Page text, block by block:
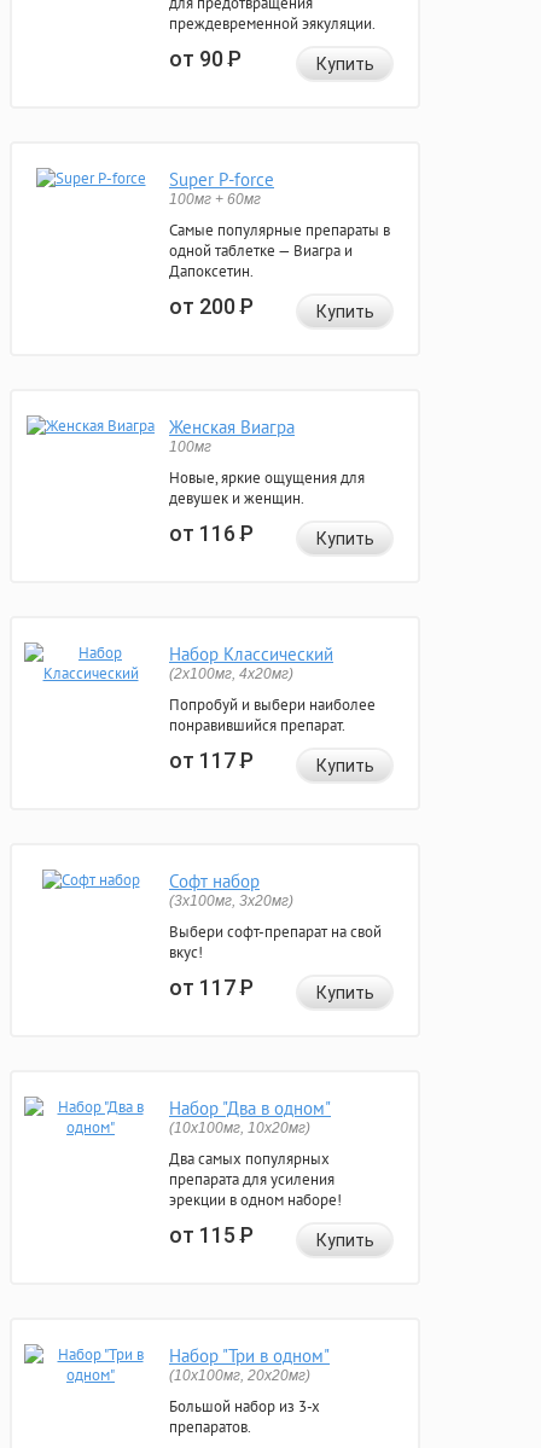
преждевременной эякуляции.
от 90Р Купить
Super P-force
100мг + 60мг
Самые популярные препараты в
одной таблетке — Виагра и
Дапоксетин.
от 200Р Купить
Женская Виагра
100мг
Новые, яркие ощущения для
девушек и женщин.
от 116Р Купить
Набор Классический
(2x100мг, 4x20мг)
Попробуй и выбери наиболее
понравившийся препарат.
от 117Р Купить
Софт набор
(3x100мг, 3x20мг)
Выбери софт-препарат на свой
вкус!
от 117Р Купить
Набор "Два в одном"
(10x100мг, 10x20мг)
Два самых популярных
препарата для усиления
эрекции в одном наборе!
от 115Р Купить
Набор "Три в одном"
(10x100мг, 20x20мг)
Большой набор из 3-х
препаратов.